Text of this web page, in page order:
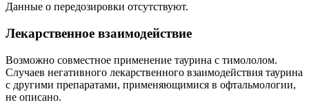
Данные о передозировки отсутствуют.
Лекарственное взаимодействие
Возможно совместное применение таурина с тимололом.
Случаев негативного лекарственного взаимодействия таурина
с другими препаратами, применяющимися в офтальмологии,
не описано.